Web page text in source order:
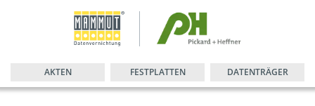
AKTEN FESTPLATTEN DATENTRÄGER